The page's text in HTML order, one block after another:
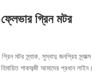
গ্রিন মটর
মটর স্ন্যাক, সুস্বাদু জনপ্রিয় স্ন্যাক্স
শাকসব্জী আমাদের প্রধান লাইন।